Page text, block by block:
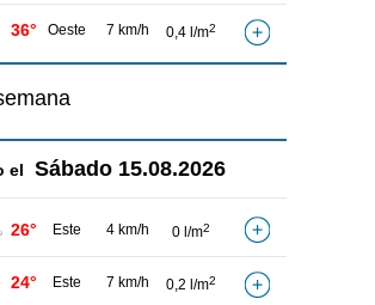
36° Oeste 7 km/h 0,4 l/m2
el Sábado 15.08.2026
26° Este 4 km/h 0 l/m2
24° Este 7 km/h 0,2 l/m2